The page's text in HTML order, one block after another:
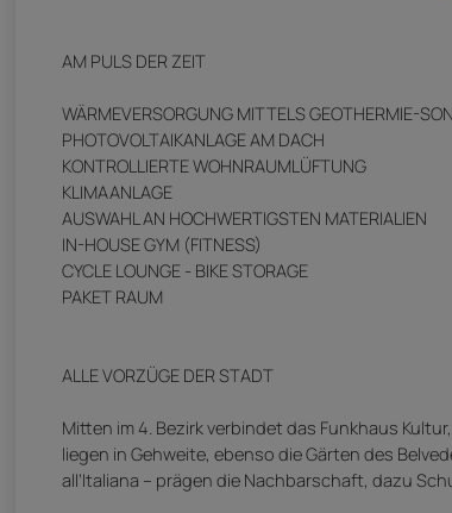
AM PULS DER ZEIT
WÄRMEVERSORGUNG MITTELS GEOTHERMIE-
PHOTOVOLTAIKANLAGE AM DACH
KONTROLLIERTE WOHNRAUMLÜFTUNG
KLIMAANLAGE
AUSWAHL AN HOCHWERTIGSTEN MATERIALIEN
IN-HOUSE GYM (FITNESS)
CYCLE LOUNGE - BIKE STORAGE
PAKET RAUM
ALLE VORZÜGE DER STADT
Mitten im 4. Bezirk verbindet das Funkhaus
liegen in Gehweite, ebenso die Gärten des
all’Italiana – prägen die Nachbarschaft, dazu